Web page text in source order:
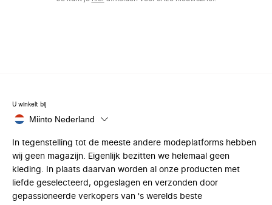
U winkelt bij
Miinto Nederland
In tegenstelling tot de meeste andere modeplatforms hebben
wij geen magazijn. Eigenlijk bezitten we helemaal geen
kleding. In plaats daarvan worden al onze producten met
liefde geselecteerd, opgeslagen en verzonden door
gepassioneerde verkopers van 's werelds beste